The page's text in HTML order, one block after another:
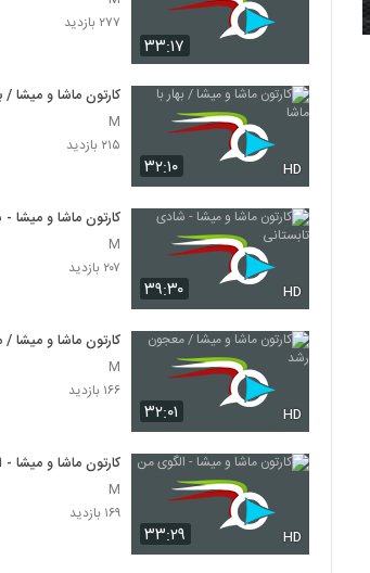
۳۳:۱۷
۲۷۷ بازدید
۳۲:۱۰ HD
کارتون ماشا و میشا /
M
۲۱۵ بازدید
۳۹:۳۰ HD
کارتون ماشا و میشا -
M
۲۰۷ بازدید
۳۲:۰۱ HD
کارتون ماشا و
M
۱۶۶ بازدید
۳۳:۲۹ HD
کارتون ماشا و میشا
M
۱۶۹ بازدید